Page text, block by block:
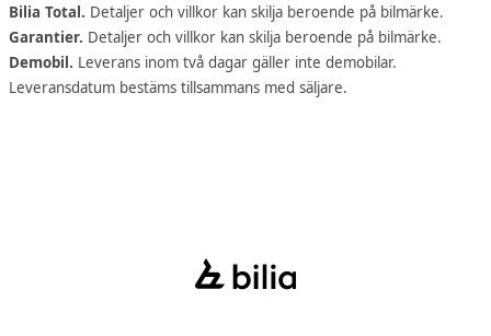
Bilia Total. Detaljer och villkor kan skilja beroende på bilmärke.
Garantier. Detaljer och villkor kan skilja beroende på bilmärke.
Demobil. Leverans inom två dagar gäller inte demobilar.
Leveransdatum bestäms tillsammans med säljare.